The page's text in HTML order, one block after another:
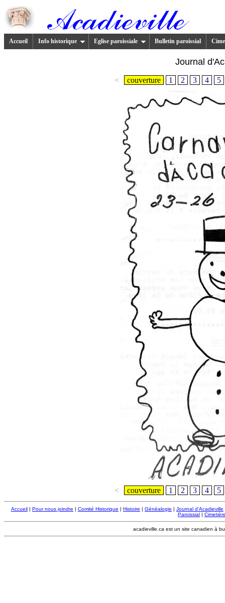
Accueil Info historique Eglise paroissiale Bulletin paroissial
Journal
< couverture 1 2 3 4 5
< couverture 1 2 3 4 5
Accueil | Pour nous joindre | Comité Historique | Histoire | Généalogie | Journal d'Acadieville
Paroissial |
acadieville.ca est un site canadien à